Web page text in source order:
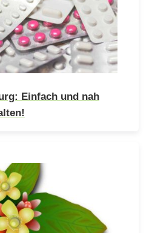
Einfach und nah